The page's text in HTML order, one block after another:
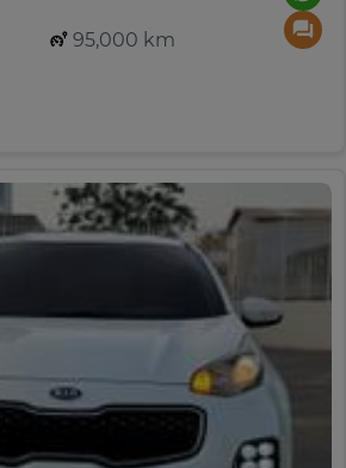
95,000 km